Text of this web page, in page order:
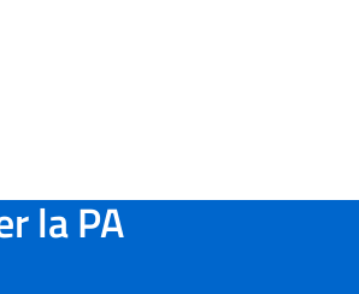
la PA